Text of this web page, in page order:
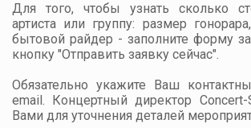
Для того, чтобы узнать сколько
артиста или группу: размер
бытовой райдер - заполните форму
кнопку "Отправить заявку сейчас".
Обязательно укажите Ваш
email. Концертный директор
Вами для уточнения деталей